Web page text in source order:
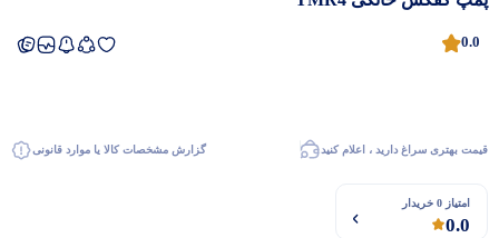
0.0
قیمت بهتری سراغ دارید ، اعلام کنید گزارش مشخصات کالا یا موارد قانونی
امتیاز 0 خریدار
0.0